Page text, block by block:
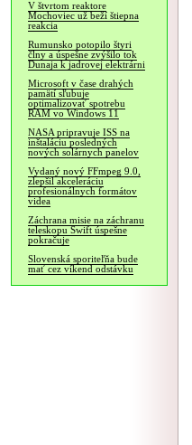
V štvrtom reaktore
Mochoviec už beží štiepna
reakcia
Rumunsko potopilo štyri
člny a úspešne zvýšilo tok
Dunaja k jadrovej elektrárni
Microsoft v čase drahých
pamätí sľubuje
optimalizovať spotrebu
RAM vo Windows 11
NASA pripravuje ISS na
inštaláciu posledných
nových solárnych panelov
Vydaný nový FFmpeg 9.0,
zlepšil akceleráciu
profesionálnych formátov
videa
Záchrana misie na záchranu
teleskopu Swift úspešne
pokračuje
Slovenská sporiteľňa bude
mať cez víkend odstávku